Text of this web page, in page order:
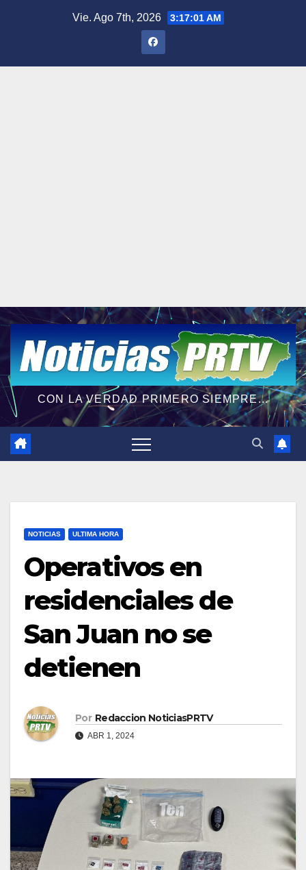
Vie. Ago 7th, 2026 3:17:02 AM
CON LA VERDAD PRIMERO SIEMPRE...
NOTICIAS ULTIMA HORA
Operativos en
residenciales de
San Juan no se
detienen
Por Redaccion NoticiasPRTV
ABR 1, 2024